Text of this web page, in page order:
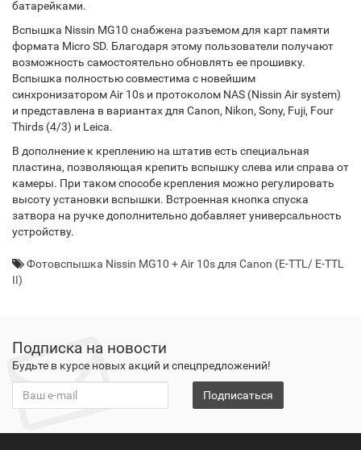
батарейками.
Вспышка Nissin MG10 снабжена разъемом для карт памяти
формата Micro SD. Благодаря этому пользователи получают
возможность самостоятельно обновлять ее прошивку.
Вспышка полностью совместима с новейшим
синхронизатором Air 10s и протоколом NAS (Nissin Air system)
и представлена в вариантах для Canon, Nikon, Sony, Fuji, Four
Thirds (4/3) и Leica.
В дополнение к креплению на штатив есть специальная
пластина, позволяющая крепить вспышку слева или справа от
камеры. При таком способе крепления можно регулировать
высоту установки вспышки. Встроенная кнопка спуска
затвора на ручке дополнительно добавляет универсальность
устройству.
Фотовспышка Nissin MG10 + Air 10s для Canon (E-TTL/ E-TTL
II)
Подписка на новости
Будьте в курсе новых акций и спецпредложений!
Подписаться